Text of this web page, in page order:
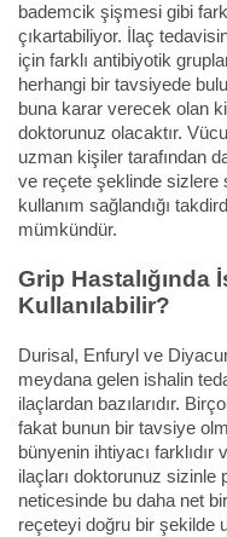
bademcik şişmesi gibi
çıkartabiliyor. İlaç
için farklı antibiyotik
herhangi bir tavsiyede
buna karar verecek olan
doktorunuz olacaktır.
uzman kişiler tarafından
ve reçete şeklinde sizlere
kullanım sağlandığı
mümkündür.
Grip Hastalığında
Kullanılabilir?
Durisal, Enfuryl ve
meydana gelen ishalin
ilaçlardan bazılarıdır.
fakat bunun bir tavsiye
bünyenin ihtiyacı
ilaçları doktorunuz sizinle
neticesinde bu daha net
reçeteyi doğru bir şekilde